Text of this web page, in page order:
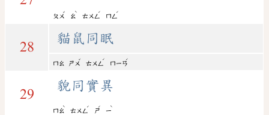
ㄆㄨ
ˇ
ㄠ
ˋ
ㄊㄨㄥ
ˊ
ㄇㄥ
ˊ
28
貓鼠同眠
ㄇㄠ ㄕㄨ
ˇ
ㄊㄨㄥ
ˊ
ㄇㄧㄢ
ˊ
29
貌同實異
ㄇㄠ
ˋ
ㄊㄨㄥ
ˊ
ㄕ
ˊ
ㄧ
ˋ